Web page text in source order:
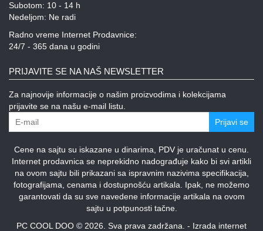
Subotom: 10 - 14 h
Nedeljom: Ne radi
Radno vreme Internet Prodavnice:
24/7 - 365 dana u godini
PRIJAVITE SE NA NAŠ NEWSLETTER
Za najnovije informacije o našim proizvodima i kolekcijama
prijavite se na našu e-mail listu.
Prijavi se
Cene na sajtu su iskazane u dinarima, PDV je uračunat u cenu.
Internet prodavnica se neprekidno nadograđuje kako bi svi artikli
na ovom sajtu bili prikazani sa ispravnim nazivima specifikacija,
fotografijama, cenama i dostupnošću artikala. Ipak, ne možemo
garantovati da su sve navedene informacije artikala na ovom
sajtu u potpunosti tačne.
PC COOL DOO © 2026. Sva prava zadržana. - Izrada internet